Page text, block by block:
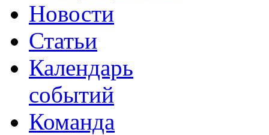
Новости
Статьи
Календарь
событий
Команда